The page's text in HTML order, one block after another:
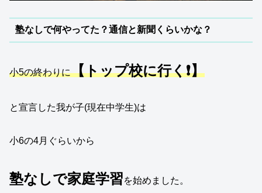
塾なしで何やってた？通信と新聞くらいかな？
小5の終わりに【トップ校に行く❗】
と宣言した我が子(現在中学生)は
小6の4月ぐらいから
塾なしで家庭学習を始めました。